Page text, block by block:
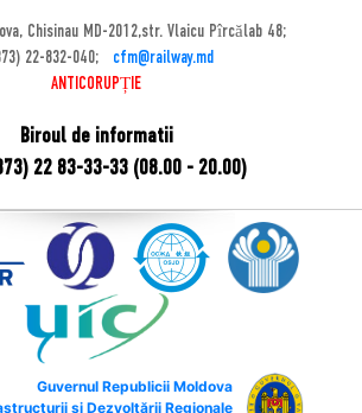
Chisinau MD-2012,str. Vlaicu Pîrcălab 48;
22-832-040;
cfm@railway.md
ANTICORUPȚIE
Biroul de informatii
22 83-33-33 (08.00 - 20.00)
Guvernul Republicii Moldova
și Dezvoltării Regionale